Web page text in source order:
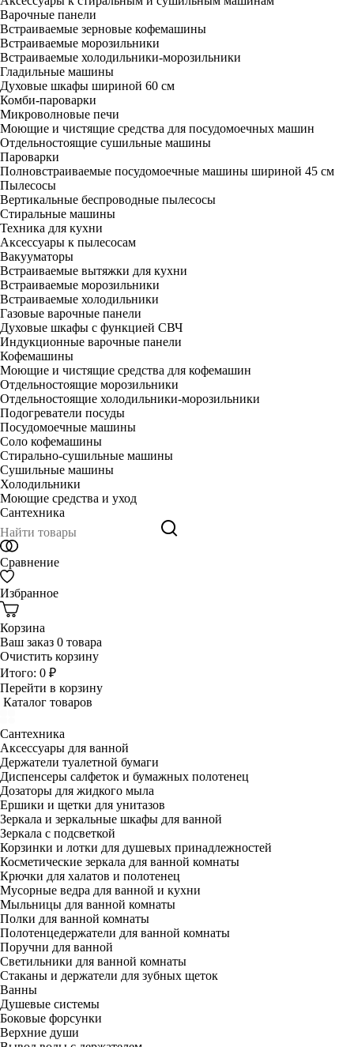
Варочные панели
Встраиваемые зерновые кофемашины
Встраиваемые морозильники
Встраиваемые холодильники-морозильники
Гладильные машины
Духовые шкафы шириной 60 см
Комби-пароварки
Микроволновые печи
Моющие и чистящие средства для посудомоечных машин
Отдельностоящие сушильные машины
Пароварки
Полновстраиваемые посудомоечные машины шириной 45 см
Пылесосы
Вертикальные беспроводные пылесосы
Стиральные машины
Техника для кухни
Аксессуары к пылесосам
Вакууматоры
Встраиваемые вытяжки для кухни
Встраиваемые морозильники
Встраиваемые холодильники
Газовые варочные панели
Духовые шкафы с функцией СВЧ
Индукционные варочные панели
Кофемашины
Моющие и чистящие средства для кофемашин
Отдельностоящие морозильники
Отдельностоящие холодильники-морозильники
Подогреватели посуды
Посудомоечные машины
Соло кофемашины
Стирально-сушильные машины
Сушильные машины
Холодильники
Моющие средства и уход
Сантехника
Сравнение
Избранное
Корзина
Ваш заказ 0 товара
Очистить корзину
Итого: 0 ₽
Перейти в корзину
Каталог товаров
Сантехника
Аксессуары для ванной
Держатели туалетной бумаги
Диспенсеры салфеток и бумажных полотенец
Дозаторы для жидкого мыла
Ершики и щетки для унитазов
Зеркала и зеркальные шкафы для ванной
Зеркала с подсветкой
Корзинки и лотки для душевых принадлежностей
Косметические зеркала для ванной комнаты
Крючки для халатов и полотенец
Мусорные ведра для ванной и кухни
Мыльницы для ванной комнаты
Полки для ванной комнаты
Полотенцедержатели для ванной комнаты
Поручни для ванной
Светильники для ванной комнаты
Стаканы и держатели для зубных щеток
Ванны
Душевые системы
Боковые форсунки
Верхние души